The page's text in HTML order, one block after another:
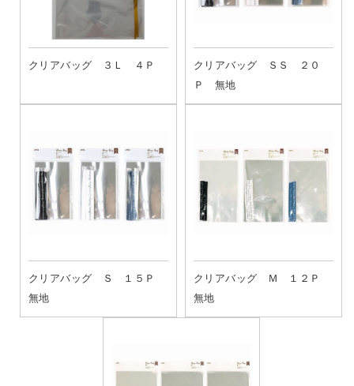
クリアバッグ ３Ｌ ４Ｐ
クリアバッグ ＳＳ ２０
Ｐ 無地
クリアバッグ Ｓ １５Ｐ
無地
クリアバッグ Ｍ １２Ｐ
無地